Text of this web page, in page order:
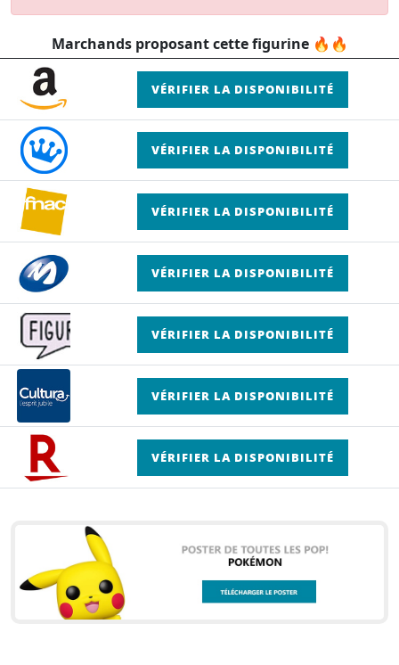
Marchands proposant cette figurine 🔥🔥
VÉRIFIER LA DISPONIBILITÉ
VÉRIFIER LA DISPONIBILITÉ
VÉRIFIER LA DISPONIBILITÉ
VÉRIFIER LA DISPONIBILITÉ
VÉRIFIER LA DISPONIBILITÉ
VÉRIFIER LA DISPONIBILITÉ
VÉRIFIER LA DISPONIBILITÉ